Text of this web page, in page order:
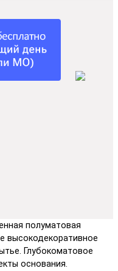
полуматовая
высокодекоративное
Глубокоматовое
основания.